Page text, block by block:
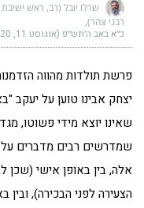
שרלו יובל (רב, ראש
רבני צהר)
כ״א באב ה׳תש״פ (אוגוסט 11, 2020)
פרשת תולדות מהווה
יצחק אבינו טוען על יעקב
שאינו יוצא מידי פשוטו,
שמדרשים רבים מדברים על
אלה, בין באופן אישי (שכן
הצעירה לפני הבכירה),